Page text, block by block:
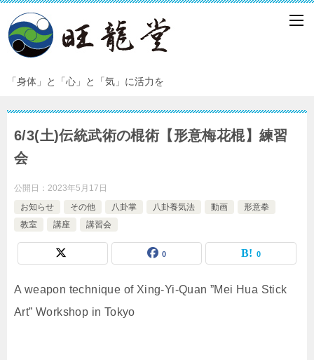
「身体」と「心」と「気」に活力を
6/3(土)伝統武術の棍術【形意梅花棍】練習
会
公開日： 2023年5月17日
お知らせ
その他 八卦掌 八卦養気法 動画
形意拳
教室
講座 講習会
0 0
A weapon technique of Xing-Yi-Quan ”Mei Hua Stick
Art” Workshop in Tokyo